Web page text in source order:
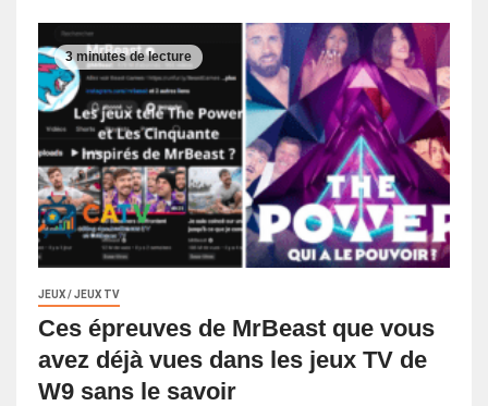
3 minutes de lecture
JEUX / JEUX TV
Ces épreuves de MrBeast que vous
avez déjà vues dans les jeux TV de
W9 sans le savoir